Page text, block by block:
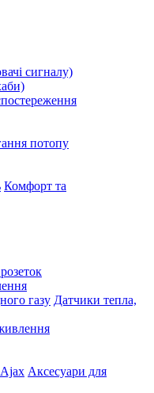
сигналу)
потопу
Комфорт та
Датчики тепла,
Аксесуари для